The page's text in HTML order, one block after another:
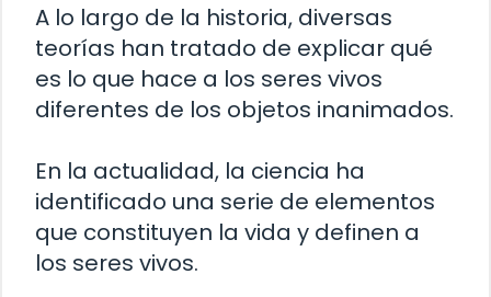
A lo largo de la historia, diversas
teorías han tratado de explicar qué
es lo que hace a los seres vivos
diferentes de los objetos inanimados.
En la actualidad, la ciencia ha
identificado una serie de elementos
que constituyen la vida y definen a
los seres vivos.